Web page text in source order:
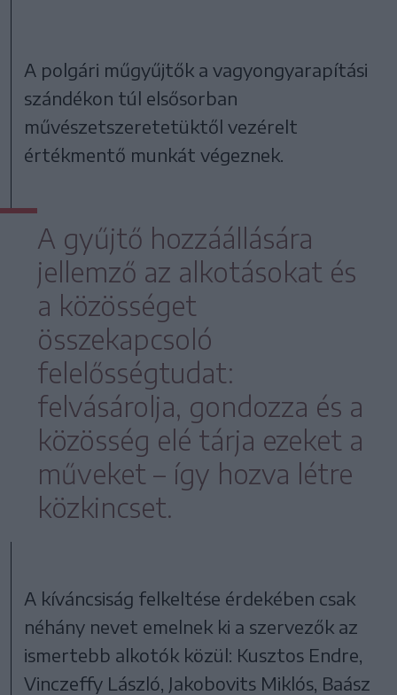
A polgári műgyűjtők a vagyongyarapítási
szándékon túl elsősorban
művészetszeretetüktől vezérelt
értékmentő munkát végeznek.
A gyűjtő hozzáállására
jellemző az alkotásokat és
a közösséget
összekapcsoló
felelősségtudat:
felvásárolja, gondozza és a
közösség elé tárja ezeket a
műveket – így hozva létre
közkincset.
A kíváncsiság felkeltése érdekében csak
néhány nevet emelnek ki a szervezők az
ismertebb alkotók közül: Kusztos Endre,
Vinczeffy László, Jakobovits Miklós, Baász